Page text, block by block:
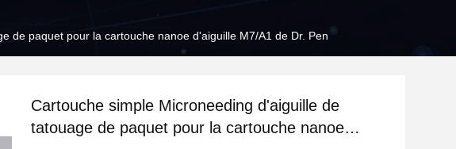
de paquet pour la cartouche nanoe d'aiguille M7/A1 de Dr. Pen
Cartouche simple Microneeding d'aiguille de
tatouage de paquet pour la cartouche nanoe